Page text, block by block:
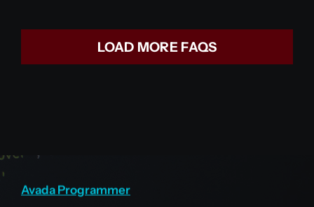
LOAD MORE FAQS
Avada Programmer